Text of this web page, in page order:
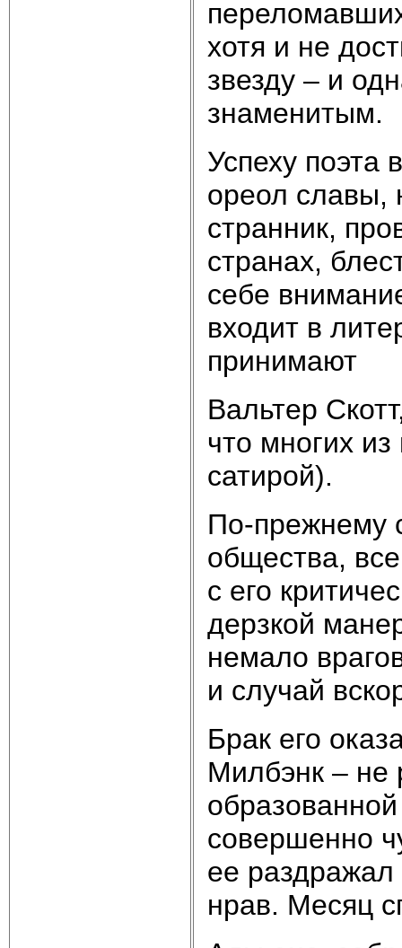
хотя и не
звезду – и
знаменитым.
Успеху поэта
ореол славы,
странник,
странах,
себе
входит в
принимают
Вальтер
что многих
сатирой).
По-прежнему
общества,
с его
дерзкой
немало
и случай
Брак его
Милбэнк – не
совершенно
ее раздражал
нрав. Месяц